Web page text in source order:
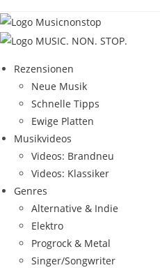
Inhalt
springen
Rezensionen
Neue Musik
Schnelle Tipps
Ewige Platten
Musikvideos
Videos: Brandneu
Videos: Klassiker
Genres
Alternative & Indie
Elektro
Progrock & Metal
Singer/Songwriter